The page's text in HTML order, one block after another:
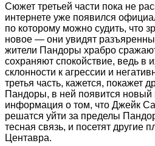
Сюжет третьей части пока не
интернете уже появился
по которому можно судить, что
новое — они увидят
жители Пандоры храбро
сохраняют спокойствие, ведь в
склонности к агрессии и
третья часть, кажется, покажет
Пандоры, в ней появится новый
информация о том, что Джейк
решатся уйти за пределы
тесная связь, и посетят другие
Центавра.